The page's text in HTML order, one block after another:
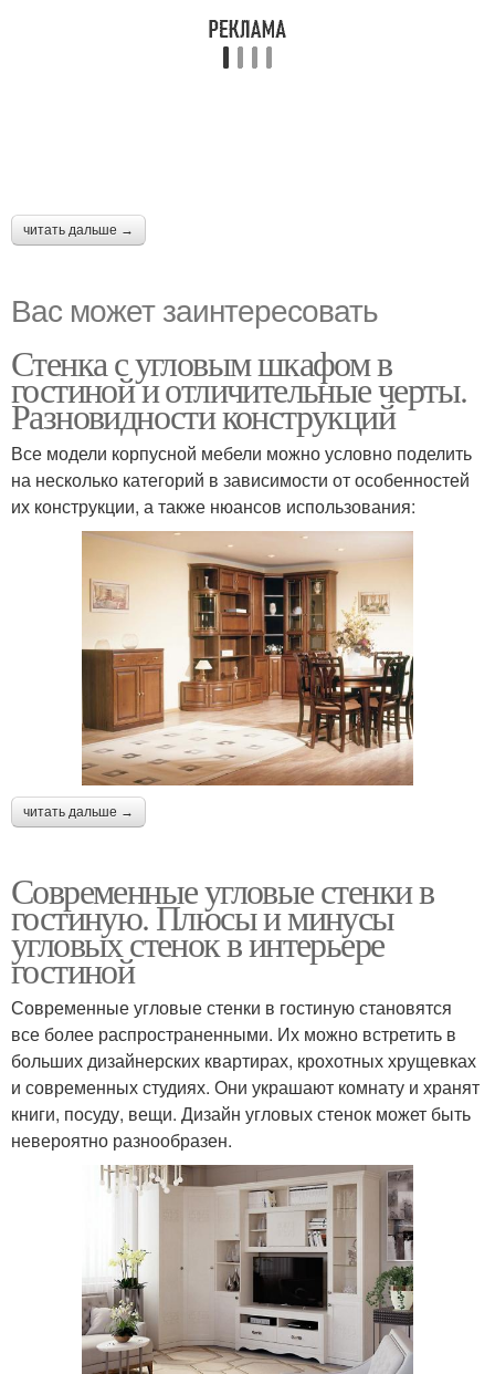
читать дальше →
Вас может заинтересовать
Стенка с угловым шкафом в
гостиной и отличительные черты.
Разновидности конструкций
Все модели корпусной мебели можно условно поделить
на несколько категорий в зависимости от особенностей
их конструкции, а также нюансов использования:
читать дальше →
Современные угловые стенки в
гостиную. Плюсы и минусы
угловых стенок в интерьере
гостиной
Современные угловые стенки в гостиную становятся
все более распространенными. Их можно встретить в
больших дизайнерских квартирах, крохотных хрущевках
и современных студиях. Они украшают комнату и хранят
книги, посуду, вещи. Дизайн угловых стенок может быть
невероятно разнообразен.